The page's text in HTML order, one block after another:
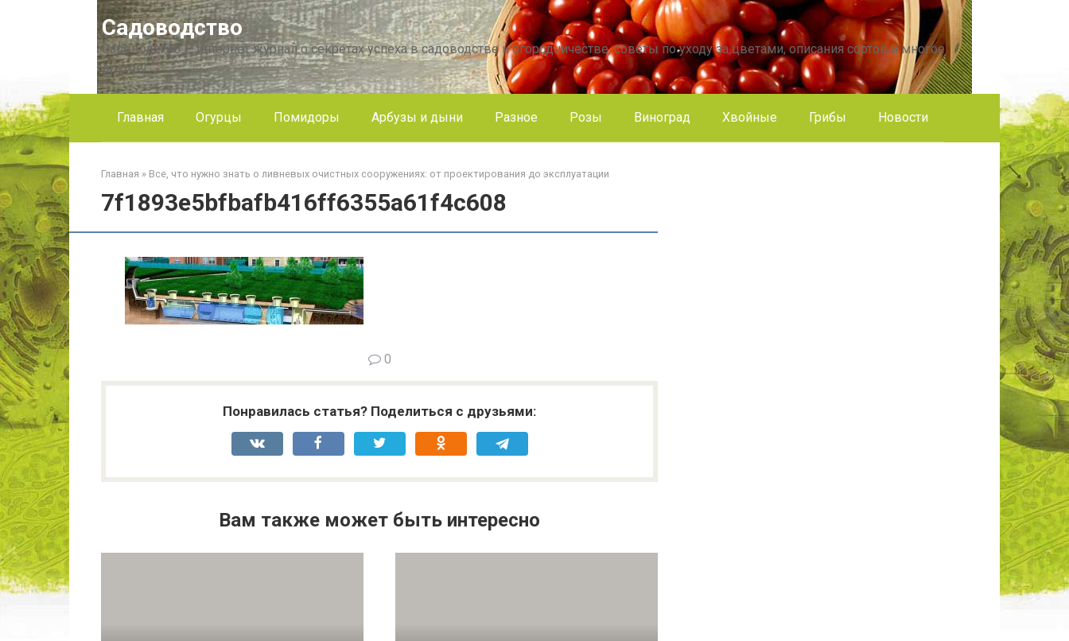
Садоводство
Садоводство — интернет журнал о секретах успеха в садоводстве и огородничестве, советы по уходу за цветами, описания сортов и многое
другое!
Главная Огурцы Помидоры Арбузы и дыни Разное Розы Виноград Хвойные Грибы Новости
Главная » Все, что нужно знать о ливневых очистных сооружениях: от проектирования до эксплуатации
7f1893e5bfbafb416ff6355a61f4c608
0
Понравилась статья? Поделиться с друзьями:
Вам также может быть интересно